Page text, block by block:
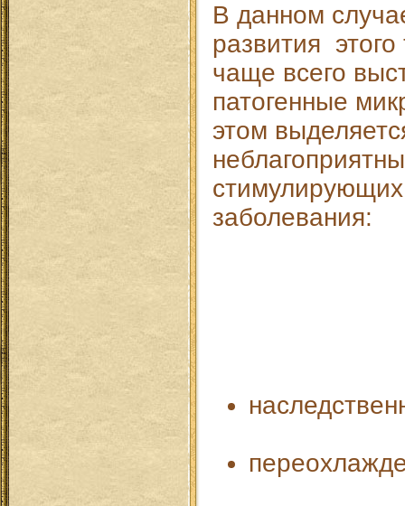
В данном
развития
чаще всего
патогенные
этом
заболевания: